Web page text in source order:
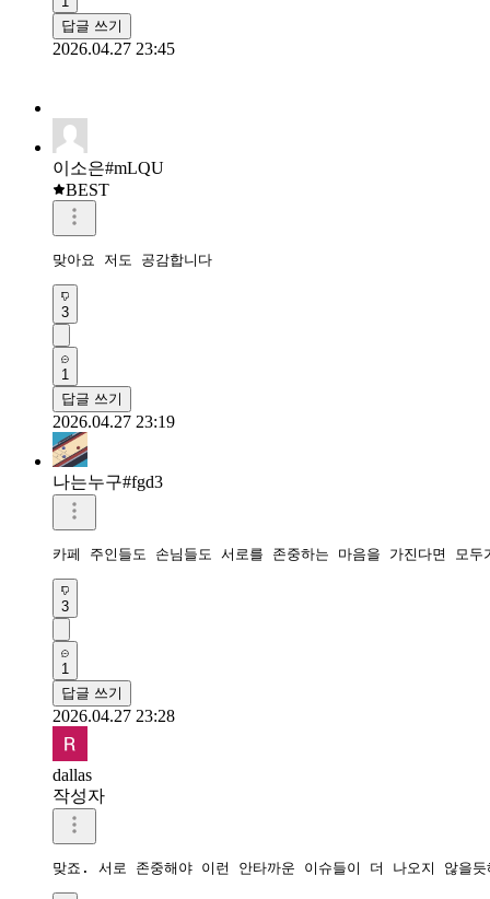
답글 쓰기
2026.04.27 23:45
이소은#mLQU
BEST
맞아요 저도 공감합니다
3
1
답글 쓰기
2026.04.27 23:19
나는누구#fgd3
카페 주인들도 손님들도 서로를 존중하는 마음을 가진다면 모두
3
1
답글 쓰기
2026.04.27 23:28
dallas
작성자
맞죠. 서로 존중해야 이런 안타까운 이슈들이 더 나오지 않을듯